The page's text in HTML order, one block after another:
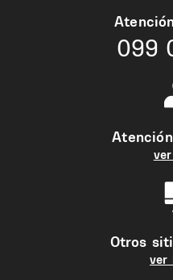
099
Otros
ver